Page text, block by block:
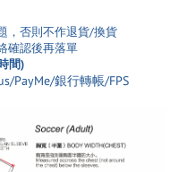
，否則不作退貨/換貨
確認後再落單
間)
PayMe/銀行轉帳/FPS